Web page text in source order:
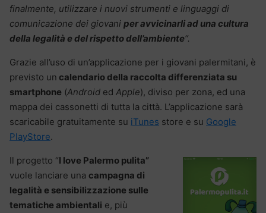
finalmente, utilizzare i nuovi strumenti e linguaggi di
comunicazione dei giovani per avvicinarli ad una cultura
della legalità e del rispetto dell’ambiente“.
Grazie all’uso di un’applicazione per i giovani palermitani, è
previsto un calendario della raccolta differenziata su
smartphone (Android ed Apple), diviso per zona, ed una
mappa dei cassonetti di tutta la città. L’applicazione sarà
scaricabile gratuitamente su iTunes store e su Google
PlayStore.
Il progetto “I love Palermo pulita”
vuole lanciare una campagna di
legalità e sensibilizzazione sulle
tematiche ambientali e, più